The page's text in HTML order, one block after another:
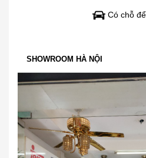
Có chỗ
SHOWROOM HÀ NỘI